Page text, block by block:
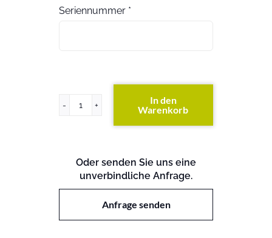
Seriennummer *
PowerEdge
In den
Warenkorb
Oder senden Sie uns eine
unverbindliche Anfrage.
Anfrage senden